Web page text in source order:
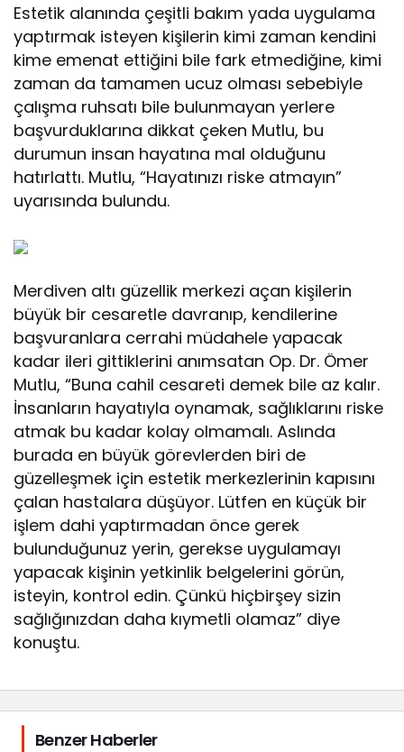
Estetik alanında çeşitli bakım yada uygulama
yaptırmak isteyen kişilerin kimi zaman kendini
kime emenat ettiğini bile fark etmediğine, kimi
zaman da tamamen ucuz olması sebebiyle
çalışma ruhsatı bile bulunmayan yerlere
başvurduklarına dikkat çeken Mutlu, bu
durumun insan hayatına mal olduğunu
hatırlattı. Mutlu, “Hayatınızı riske atmayın”
uyarısında bulundu.
Merdiven altı güzellik merkezi açan kişilerin
büyük bir cesaretle davranıp, kendilerine
başvuranlara cerrahi müdahele yapacak
kadar ileri gittiklerini anımsatan Op. Dr. Ömer
Mutlu, “Buna cahil cesareti demek bile az kalır.
İnsanların hayatıyla oynamak, sağlıklarını riske
atmak bu kadar kolay olmamalı. Aslında
burada en büyük görevlerden biri de
güzelleşmek için estetik merkezlerinin kapısını
çalan hastalara düşüyor. Lütfen en küçük bir
işlem dahi yaptırmadan önce gerek
bulunduğunuz yerin, gerekse uygulamayı
yapacak kişinin yetkinlik belgelerini görün,
isteyin, kontrol edin. Çünkü hiçbirşey sizin
sağlığınızdan daha kıymetli olamaz” diye
konuştu.
Benzer Haberler